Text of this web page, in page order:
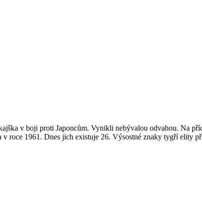
v boji proti Japoncům. Vynikli nebývalou odvahou. Na
roce 1961. Dnes jich existuje 26. Výsostné znaky tygří elity